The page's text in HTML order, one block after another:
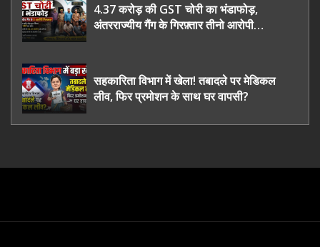
4.37 करोड़ की GST चोरी का भंडाफोड़,
अंतरराज्यीय गैंग के गिरफ़्तार तीनो आरोपी
सहकारिता विभाग में खेला! तबादले पर मेडिकल
लीव, फिर प्रमोशन के साथ घर वापसी?